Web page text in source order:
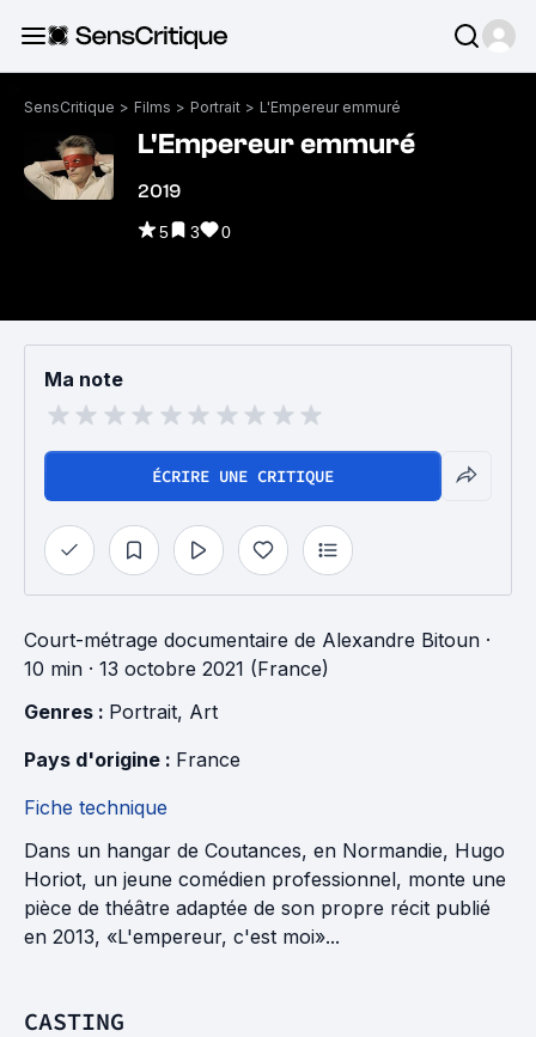
SensCritique > Films > Portrait > L'Empereur emmuré
L'Empereur emmuré
2019
5 3 0
Ma note
ÉCRIRE UNE CRITIQUE
Court-métrage documentaire de Alexandre Bitoun ·
10 min · 13 octobre 2021 (France)
Genres : Portrait, Art
Pays d'origine : France
Fiche technique
Dans un hangar de Coutances, en Normandie, Hugo
Horiot, un jeune comédien professionnel, monte une
pièce de théâtre adaptée de son propre récit publié
en 2013, «L'empereur, c'est moi»...
CASTING